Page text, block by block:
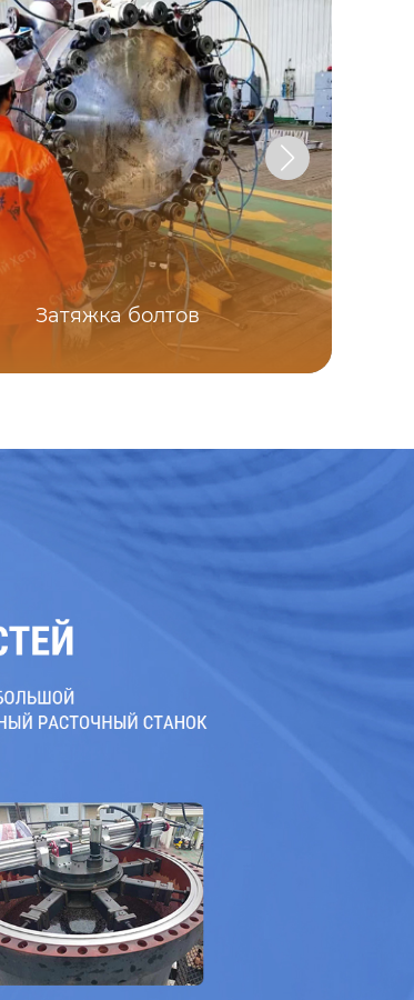
Затяжка болтов